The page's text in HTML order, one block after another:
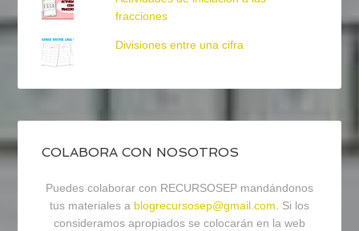
fracciones
Divisiones entre una cifra
COLABORA CON NOSOTROS
Puedes colaborar con RECURSOSEP mandándonos
tus materiales a blogrecursosep@gmail.com. Si los
consideramos apropiados se colocarán en la web